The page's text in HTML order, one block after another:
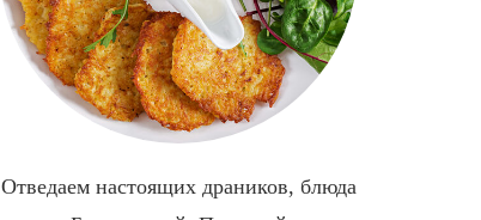
Отведаем настоящих драников, блюда